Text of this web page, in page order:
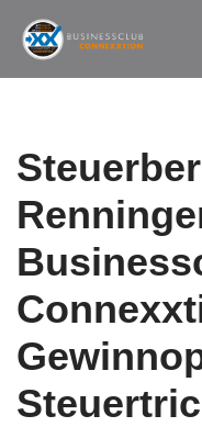
Zum